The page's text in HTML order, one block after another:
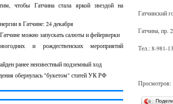
чтобы Гатчина стала яркой звездой на
в Гатчине: 24 декабря
можно запускать салюты и фейерверки
и рождественских мероприятий
ранее неизвестный подземный ход
обернулась "букетом" статей УК РФ
Гатчинский
Гатчина, пр.
Тел.: 8-981-
Просмотров: